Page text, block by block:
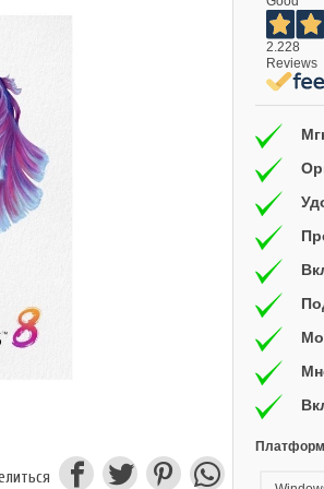
2.228
Reviews